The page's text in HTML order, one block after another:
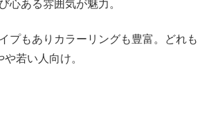
心ある雰囲気が魅力。
プもありカラーリングも豊富。どれも
若い人向け。